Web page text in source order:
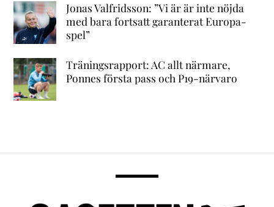
Jonas Valfridsson: ”Vi är är inte nöjda
med bara fortsatt garanterat Europa-
spel”
Träningsrapport: AC allt närmare,
Ponnes första pass och P19-närvaro